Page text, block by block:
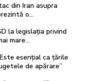
din Iran asupra
o…
la legislația privind
mare…
esențial ca țările
de apărare”